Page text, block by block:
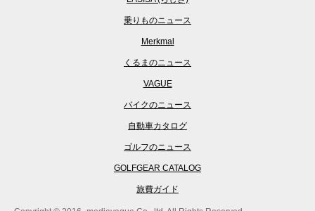
乗りものニュース
Merkmal
くるまのニュース
VAGUE
バイクのニュース
自動車カタログ
ゴルフのニュース
GOLFGEAR CATALOG
旅費ガイド